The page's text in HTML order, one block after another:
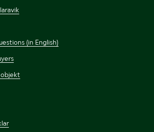
(in English)